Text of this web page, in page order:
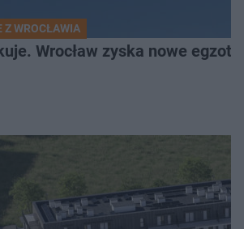
Z WROCŁAWIA
Wrocław zyska nowe